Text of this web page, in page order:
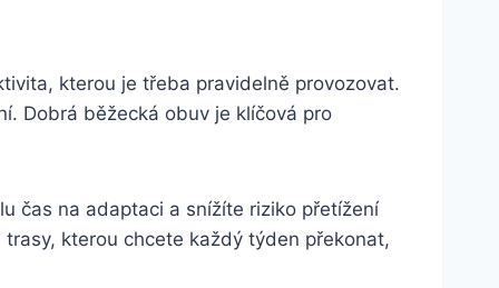
kterou je třeba pravidelně provozovat.
Dobrá běžecká obuv je klíčová pro
čas na adaptaci a snížíte riziko přetížení
kterou chcete každý týden překonat,